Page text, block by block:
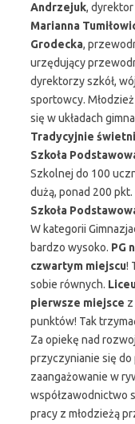
Andrzejuk, dyrektor
Marianna
Grodecka,
urzędujący
dyrektorzy szkół,
sportowcy.
się w układach
Tradycyjnie
Szkoła
Szkolnej do 100
dużą, ponad 200
Szkoła
W kategorii
bardzo wysoko. PG
czwartym miejscu!
sobie równych.
pierwsze miejsce
punktów! Tak
Za opiekę nad
przyczynianie się
zaangażowanie w
współzawodnictwo
pracy z młodzieżą